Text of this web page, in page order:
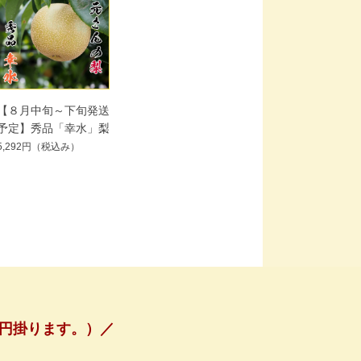
８月中旬～下旬発送
定】秀品「幸水」梨
円 （税込み）
掛ります。）／